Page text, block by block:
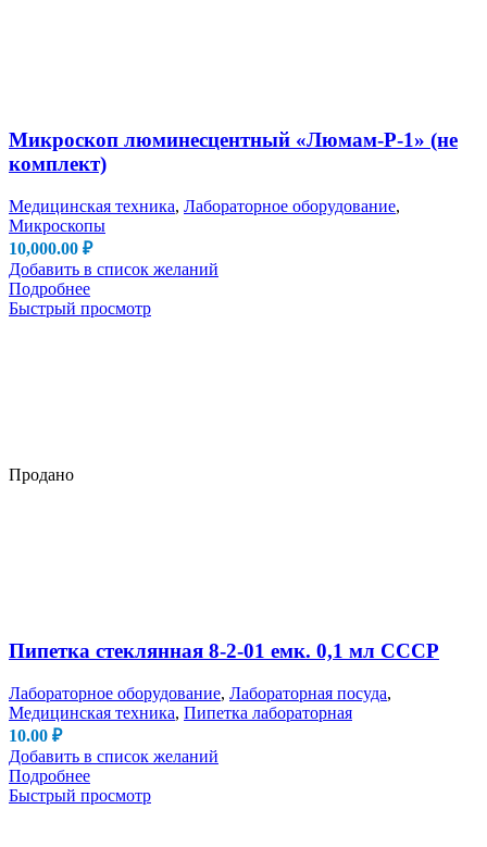
Продано
Микроскоп люминесцентный «Люмам-Р-1» (не
комплект)
Медицинская техника, Лабораторное оборудование,
Микроскопы
10,000.00 ₽
Добавить в список желаний
Подробнее
Быстрый просмотр
Пипетка стеклянная 8-2-01 емк. 0,1 мл СССР
Лабораторное оборудование, Лабораторная посуда,
Медицинская техника, Пипетка лабораторная
10.00 ₽
Добавить в список желаний
Подробнее
Быстрый просмотр